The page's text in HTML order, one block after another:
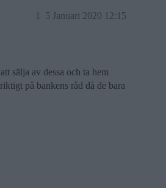
5 Januari 2020 12:15
1
sälja av dessa och ta hem
på bankens råd då de bara